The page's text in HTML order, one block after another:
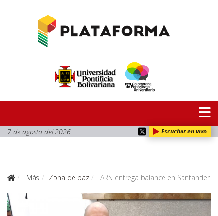
7 de agosto del 2026 Escuchar en vivo
Más Zona de paz ARN entrega balance en Santander